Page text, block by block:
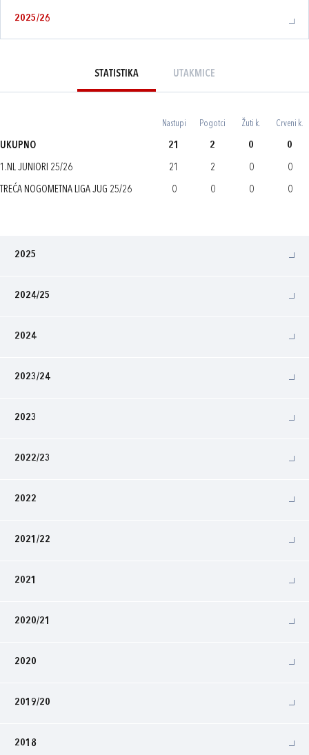
2025/26
STATISTIKA UTAKMICE
Nastupi Pogotci Žuti k. Crveni k.
UKUPNO 21 2 0 0
1.NL JUNIORI 25/26 21 2 0 0
TREĆA NOGOMETNA LIGA JUG 25/26 0 0 0 0
2025
2024/25
2024
2023/24
2023
2022/23
2022
2021/22
2021
2020/21
2020
2019/20
2018